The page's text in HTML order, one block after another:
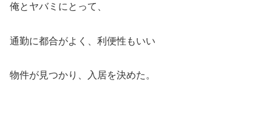
俺とヤバミにとって、
通勤に都合がよく、利便性もいい
物件が見つかり、入居を決めた。